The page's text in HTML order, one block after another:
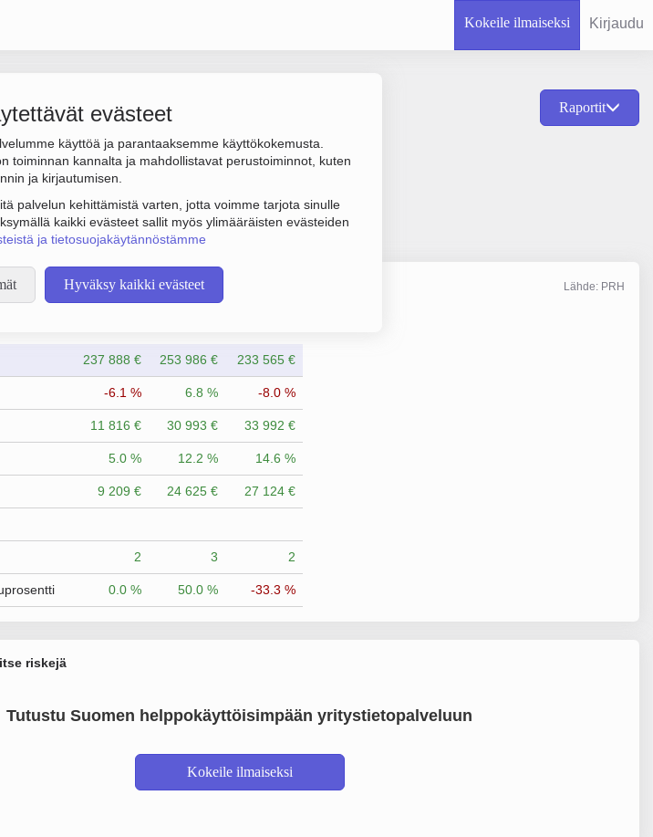
Kokeile ilmaiseksi Kirjaudu
evästeet
käyttöä ja parantaaksemme käyttökokemusta.
toiminnan kannalta ja mahdollistavat perustoiminnot, kuten
ja kirjautumisen.
palvelun kehittämistä varten, jotta voimme tarjota sinulle
kaikki evästeet sallit myös ylimääräisten evästeiden
ja tietosuojakäytännöstämme
Hyväksy kaikki evästeet
Raportit
2. Sen päätoimiala on Ajoneuvojen polttoaineen
(OY).
Lähde: PRH
237 888 € 253 986 € 233 565 €
-6.1 % 6.8 % -8.0 %
11 816 € 30 993 € 33 992 €
5.0 % 12.2 % 14.6 %
9 209 € 24 625 € 27 124 €
2 3 2
0.0 % 50.0 % -33.3 %
riskejä
Tutustu Suomen helppokäyttöisimpään yritystietopalveluun
Kokeile ilmaiseksi